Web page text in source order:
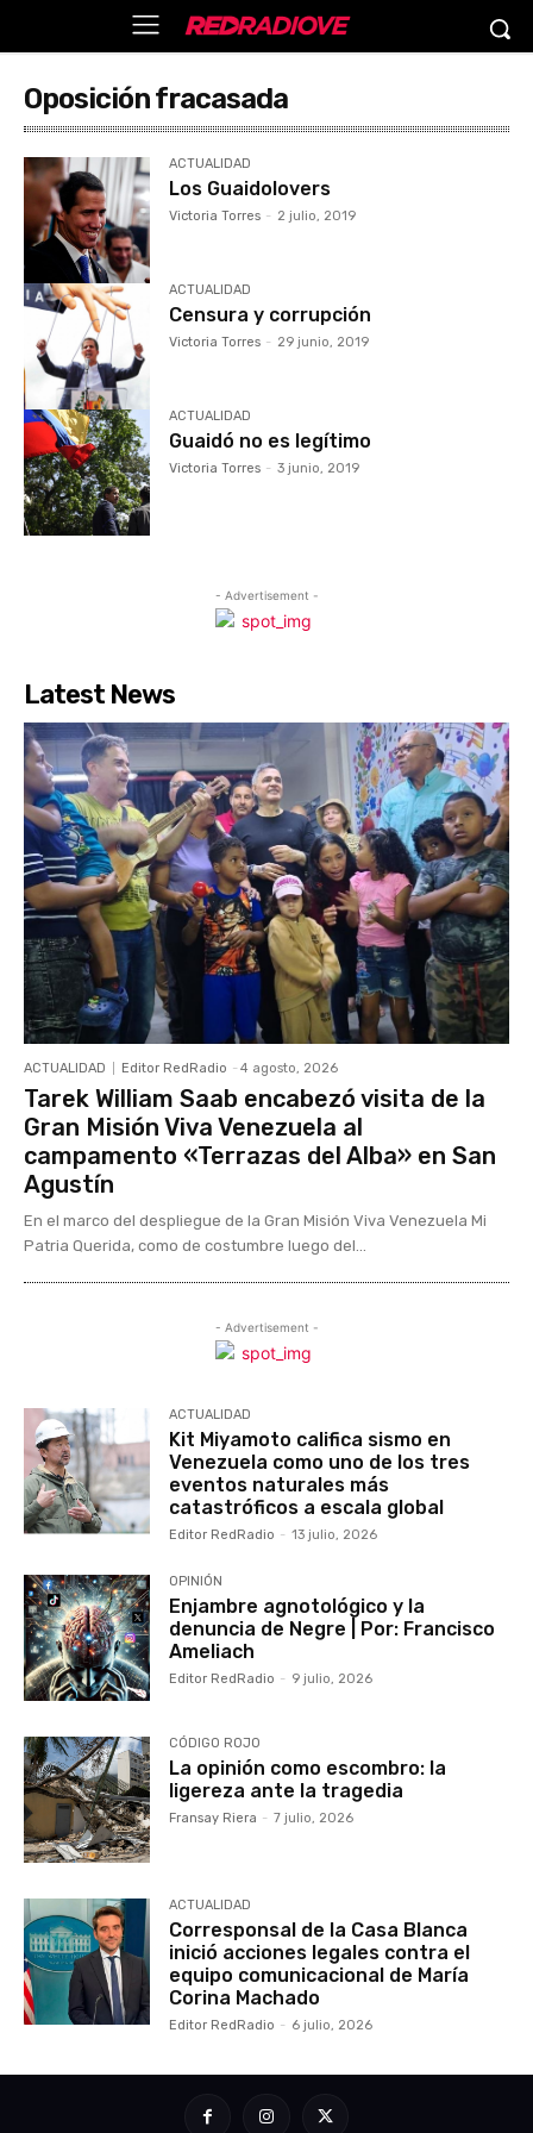
Oposición fracasada
ACTUALIDAD
Los Guaidolovers
Victoria Torres - 2 julio, 2019
ACTUALIDAD
Censura y corrupción
Victoria Torres - 29 junio, 2019
ACTUALIDAD
Guaidó no es legítimo
Victoria Torres - 3 junio, 2019
- Advertisement -
Latest News
ACTUALIDAD Editor RedRadio - 4 agosto, 2026
Tarek William Saab encabezó visita de la
Gran Misión Viva Venezuela al
campamento «Terrazas del Alba» en San
Agustín
En el marco del despliegue de la Gran Misión Viva Venezuela Mi
Patria Querida, como de costumbre luego del...
- Advertisement -
ACTUALIDAD
Kit Miyamoto califica sismo en
Venezuela como uno de los tres
eventos naturales más
catastróficos a escala global
Editor RedRadio - 13 julio, 2026
OPINIÓN
Enjambre agnotológico y la
denuncia de Negre | Por: Francisco
Ameliach
Editor RedRadio - 9 julio, 2026
CÓDIGO ROJO
La opinión como escombro: la
ligereza ante la tragedia
Fransay Riera - 7 julio, 2026
ACTUALIDAD
Corresponsal de la Casa Blanca
inició acciones legales contra el
equipo comunicacional de María
Corina Machado
Editor RedRadio - 6 julio, 2026